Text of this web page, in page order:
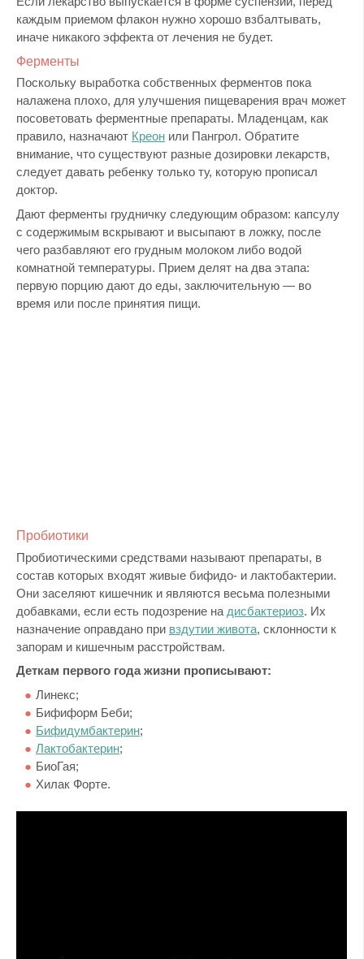
каждым приемом флакон нужно хорошо взбалтывать,
иначе никакого эффекта от лечения не будет.
Ферменты
Поскольку выработка собственных ферментов пока
налажена плохо, для улучшения пищеварения врач может
посоветовать ферментные препараты. Младенцам, как
правило, назначают Креон или Пангрол. Обратите
внимание, что существуют разные дозировки лекарств,
следует давать ребенку только ту, которую прописал
доктор.
Дают ферменты грудничку следующим образом: капсулу
с содержимым вскрывают и высыпают в ложку, после
чего разбавляют его грудным молоком либо водой
комнатной температуры. Прием делят на два этапа:
первую порцию дают до еды, заключительную — во
время или после принятия пищи.
Пробиотики
Пробиотическими средствами называют препараты, в
состав которых входят живые бифидо- и лактобактерии.
Они заселяют кишечник и являются весьма полезными
добавками, если есть подозрение на дисбактериоз. Их
назначение оправдано при вздутии живота, склонности к
запорам и кишечным расстройствам.
Деткам первого года жизни прописывают:
Линекс;
Бифиформ Беби;
Бифидумбактерин;
Лактобактерин;
БиоГая;
Хилак Форте.